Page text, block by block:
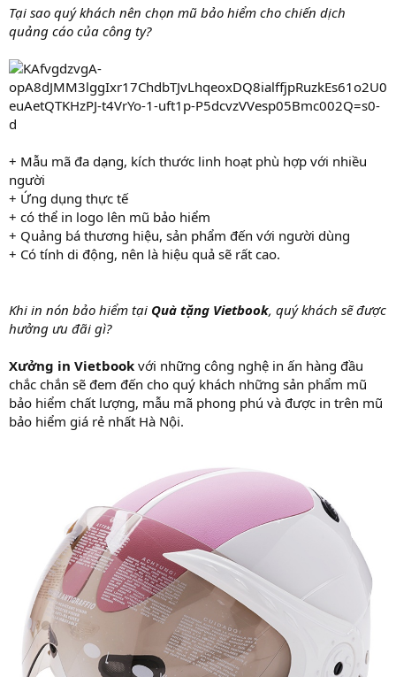
Tại sao quý khách nên chọn mũ bảo hiểm cho chiến dịch
quảng cáo của công ty?
+ Mẫu mã đa dạng, kích thước linh hoạt phù hợp với nhiều
người
+ Ứng dụng thực tế
+ có thể in logo lên mũ bảo hiểm
+ Quảng bá thương hiệu, sản phẩm đến với người dùng
+ Có tính di động, nên là hiệu quả sẽ rất cao.
Khi in nón bảo hiểm tại Quà tặng Vietbook, quý khách sẽ được
hưởng ưu đãi gì?
Xưởng in Vietbook với những công nghệ in ấn hàng đầu
chắc chắn sẽ đem đến cho quý khách những sản phẩm mũ
bảo hiểm chất lượng, mẫu mã phong phú và được in trên mũ
bảo hiểm giá rẻ nhất Hà Nội.